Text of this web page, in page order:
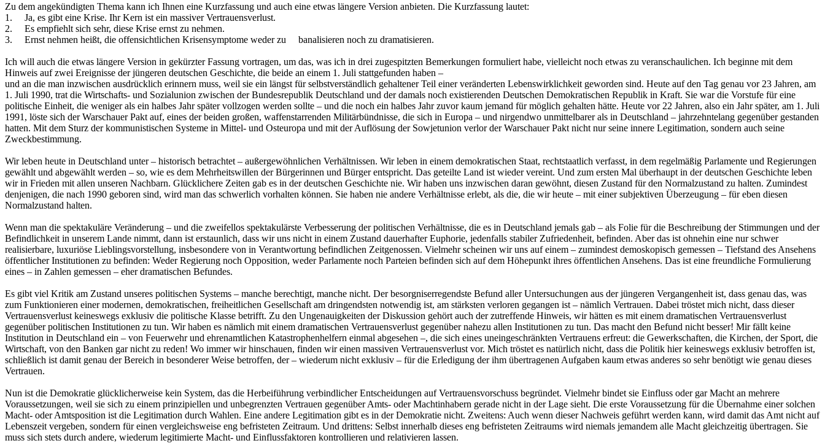
Zu dem angekündigten Thema kann ich Ihnen eine Kurzfassung und auch eine etwas längere Version anbieten. Die Kurzfassung lautet:
1. Ja, es gibt eine Krise. Ihr Kern ist ein massiver Vertrauensverlust.
2. Es empfiehlt sich sehr, diese Krise ernst zu nehmen.
3. Ernst nehmen heißt, die offensichtlichen Krisensymptome weder zu banalisieren noch zu dramatisieren.
Ich will auch die etwas längere Version in gekürzter Fassung vortragen, um das, was ich in drei zugespitzten Bemerkungen formuliert habe, vielleicht noch etwas zu veranschaulichen. Ich beginne mit dem
Hinweis auf zwei Ereignisse der jüngeren deutschen Geschichte, die beide an einem 1. Juli stattgefunden haben –
und an die man inzwischen ausdrücklich erinnern muss, weil sie ein längst für selbstverständlich gehaltener Teil einer veränderten Lebenswirklichkeit geworden sind. Heute auf den Tag genau vor 23 Jahren, am
1. Juli 1990, trat die Wirtschafts- und Sozialunion zwischen der Bundesrepublik Deutschland und der damals noch existierenden Deutschen Demokratischen Republik in Kraft. Sie war die Vorstufe für eine
politische Einheit, die weniger als ein halbes Jahr später vollzogen werden sollte – und die noch ein halbes Jahr zuvor kaum jemand für möglich gehalten hätte. Heute vor 22 Jahren, also ein Jahr später, am 1. Juli
1991, löste sich der Warschauer Pakt auf, eines der beiden großen, waffenstarrenden Militärbündnisse, die sich in Europa – und nirgendwo unmittelbarer als in Deutschland – jahrzehntelang gegenüber gestanden
hatten. Mit dem Sturz der kommunistischen Systeme in Mittel- und Osteuropa und mit der Auflösung der Sowjetunion verlor der Warschauer Pakt nicht nur seine innere Legitimation, sondern auch seine
Zweckbestimmung.
Wir leben heute in Deutschland unter – historisch betrachtet – außergewöhnlichen Verhältnissen. Wir leben in einem demokratischen Staat, rechtstaatlich verfasst, in dem regelmäßig Parlamente und Regierungen
gewählt und abgewählt werden – so, wie es dem Mehrheitswillen der Bürgerinnen und Bürger entspricht. Das geteilte Land ist wieder vereint. Und zum ersten Mal überhaupt in der deutschen Geschichte leben
wir in Frieden mit allen unseren Nachbarn. Glücklichere Zeiten gab es in der deutschen Geschichte nie. Wir haben uns inzwischen daran gewöhnt, diesen Zustand für den Normalzustand zu halten. Zumindest
denjenigen, die nach 1990 geboren sind, wird man das schwerlich vorhalten können. Sie haben nie andere Verhältnisse erlebt, als die, die wir heute – mit einer subjektiven Überzeugung – für eben diesen
Normalzustand halten.
Wenn man die spektakuläre Veränderung – und die zweifellos spektakulärste Verbesserung der politischen Verhältnisse, die es in Deutschland jemals gab – als Folie für die Beschreibung der Stimmungen und der
Befindlichkeit in unserem Lande nimmt, dann ist erstaunlich, dass wir uns nicht in einem Zustand dauerhafter Euphorie, jedenfalls stabiler Zufriedenheit, befinden. Aber das ist ohnehin eine nur schwer
realisierbare, luxuriöse Lieblingsvorstellung, insbesondere von in Verantwortung befindlichen Zeitgenossen. Vielmehr scheinen wir uns auf einem – zumindest demoskopisch gemessen – Tiefstand des Ansehens
öffentlicher Institutionen zu befinden: Weder Regierung noch Opposition, weder Parlamente noch Parteien befinden sich auf dem Höhepunkt ihres öffentlichen Ansehens. Das ist eine freundliche Formulierung
eines – in Zahlen gemessen – eher dramatischen Befundes.
Es gibt viel Kritik am Zustand unseres politischen Systems – manche berechtigt, manche nicht. Der besorgniserregendste Befund aller Untersuchungen aus der jüngeren Vergangenheit ist, dass genau das, was
zum Funktionieren einer modernen, demokratischen, freiheitlichen Gesellschaft am dringendsten notwendig ist, am stärksten verloren gegangen ist – nämlich Vertrauen. Dabei tröstet mich nicht, dass dieser
Vertrauensverlust keineswegs exklusiv die politische Klasse betrifft. Zu den Ungenauigkeiten der Diskussion gehört auch der zutreffende Hinweis, wir hätten es mit einem dramatischen Vertrauensverlust
gegenüber politischen Institutionen zu tun. Wir haben es nämlich mit einem dramatischen Vertrauensverlust gegenüber nahezu allen Institutionen zu tun. Das macht den Befund nicht besser! Mir fällt keine
Institution in Deutschland ein – von Feuerwehr und ehrenamtlichen Katastrophenhelfern einmal abgesehen –, die sich eines uneingeschränkten Vertrauens erfreut: die Gewerkschaften, die Kirchen, der Sport, die
Wirtschaft, von den Banken gar nicht zu reden! Wo immer wir hinschauen, finden wir einen massiven Vertrauensverlust vor. Mich tröstet es natürlich nicht, dass die Politik hier keineswegs exklusiv betroffen ist,
schließlich ist damit genau der Bereich in besonderer Weise betroffen, der – wiederum nicht exklusiv – für die Erledigung der ihm übertragenen Aufgaben kaum etwas anderes so sehr benötigt wie genau dieses
Vertrauen.
Nun ist die Demokratie glücklicherweise kein System, das die Herbeiführung verbindlicher Entscheidungen auf Vertrauensvorschuss begründet. Vielmehr bindet sie Einfluss oder gar Macht an mehrere
Voraussetzungen, weil sie sich zu einem prinzipiellen und unbegrenzten Vertrauen gegenüber Amts- oder Machtinhabern gerade nicht in der Lage sieht. Die erste Voraussetzung für die Übernahme einer solchen
Macht- oder Amtsposition ist die Legitimation durch Wahlen. Eine andere Legitimation gibt es in der Demokratie nicht. Zweitens: Auch wenn dieser Nachweis geführt werden kann, wird damit das Amt nicht auf
Lebenszeit vergeben, sondern für einen vergleichsweise eng befristeten Zeitraum. Und drittens: Selbst innerhalb dieses eng befristeten Zeitraums wird niemals jemandem alle Macht gleichzeitig übertragen. Sie
muss sich stets durch andere, wiederum legitimierte Macht- und Einflussfaktoren kontrollieren und relativieren lassen.